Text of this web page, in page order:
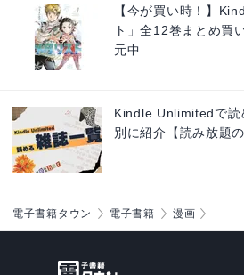
【今が買い時！】
ト」全12巻まとめ買
元中
Kindle Unlimitedで読
別に紹介【読み放題
電子書籍タウン 電子書籍 漫画